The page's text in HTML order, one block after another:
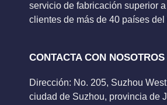
servicio de fabricación superior
clientes de más de 40 países del
CONTACTA CON NOSOTROS
Dirección: No. 205, Suzhou
ciudad de Suzhou, provincia de